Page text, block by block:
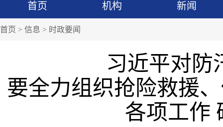
首页 机构 新闻
首页 > 信息 > 时政要闻
习近平对防
要全力组织抢险救援
各项工作